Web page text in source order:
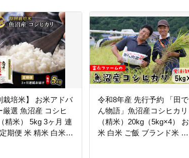
栽培米】 お米アドバ
厳選 魚沼産 コシヒ
精米） 5kg 3ヶ月 連
期便 米 精米 白米
令和8年産 先行予約 「田で
ん物語」魚沼産コシヒカリ
（精米）20kg（5kg×4） お
米 白米 ご飯 ブランド米 銘